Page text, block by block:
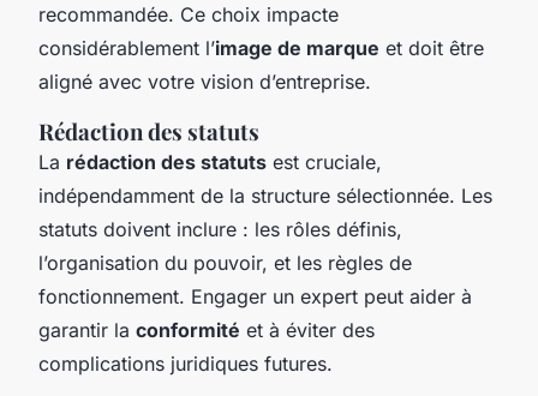
recommandée. Ce choix impacte
considérablement l’image de marque et doit être
aligné avec votre vision d’entreprise.
Rédaction des statuts
La rédaction des statuts est cruciale,
indépendamment de la structure sélectionnée. Les
statuts doivent inclure : les rôles définis,
l’organisation du pouvoir, et les règles de
fonctionnement. Engager un expert peut aider à
garantir la conformité et à éviter des
complications juridiques futures.